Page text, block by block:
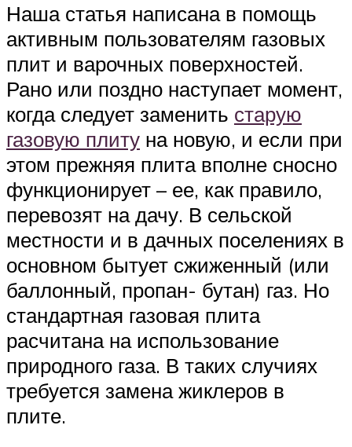
Наша статья написана в помощь
активным пользователям газовых
плит и варочных поверхностей.
Рано или поздно наступает момент,
когда следует заменить старую
газовую плиту на новую, и если при
этом прежняя плита вполне сносно
функционирует – ее, как правило,
перевозят на дачу. В сельской
местности и в дачных поселениях в
основном бытует сжиженный (или
баллонный, пропан- бутан) газ. Но
стандартная газовая плита
расчитана на использование
природного газа. В таких случиях
требуется замена жиклеров в
плите.